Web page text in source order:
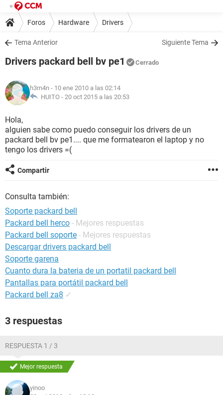
Foros Hardware Drivers
Tema Anterior Siguiente Tema
Drivers packard bell bv pe1 Cerrado
h3rn4n - 10 ene 2010 a las 02:14
HUITO - 20 oct 2015 a las 20:53
Hola,
alguien sabe como puedo conseguir los drivers de un
packard bell bv pe1.... que me formatearon el laptop y no
tengo los drivers =(
Compartir
Consulta también:
Soporte packard bell
Packard bell herco - Mejores respuestas
Packard bell soporte - Mejores respuestas
Descargar drivers packard bell
Soporte garena
Cuanto dura la bateria de un portatil packard bell
Pantallas para portátil packard bell
Packard bell za8 ✓
3 respuestas
RESPUESTA 1 / 3
Mejor respuesta
yinoo